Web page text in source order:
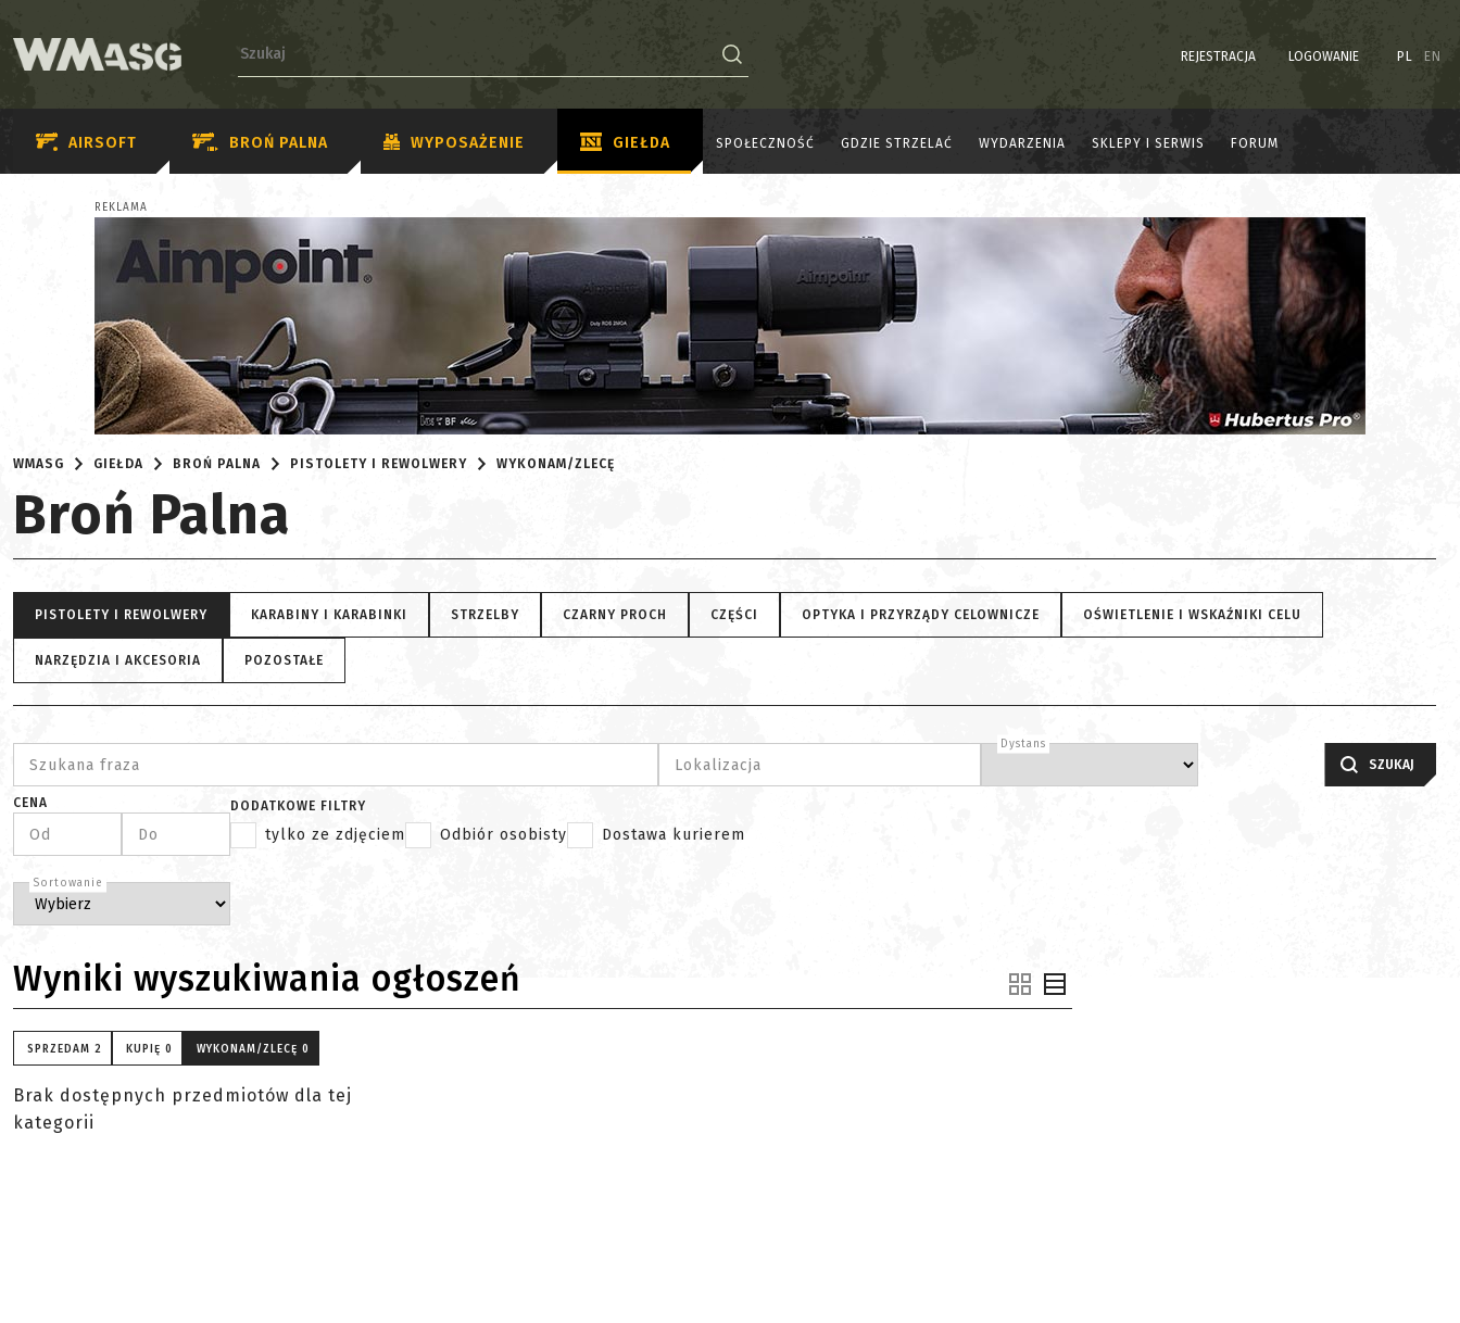
REJESTRACJA LOGOWANIE PL EN
AIRSOFT BROŃ PALNA WYPOSAŻENIE GIEŁDA SPOŁECZNOŚĆ GDZIE STRZELAĆ WYDARZENIA SKLEPY I SERWIS FORUM
REKLAMA
WMASG GIEŁDA BROŃ PALNA PISTOLETY I REWOLWERY WYKONAM/ZLECĘ
Broń Palna
PISTOLETY I REWOLWERY KARABINY I KARABINKI STRZELBY CZARNY PROCH CZĘŚCI OPTYKA I PRZYRZĄDY CELOWNICZE OŚWIETLENIE I WSKAŹNIKI CELU
NARZĘDZIA I AKCESORIA POZOSTAŁE
Szukana fraza Lokalizacja
Dystans
CENA
Od Do
Sortowanie
DODATKOWE FILTRY
tylko ze zdjęciem Odbiór osobisty Dostawa kurierem
SZUKAJ
Wyniki wyszukiwania ogłoszeń
SPRZEDAM 2 KUPIĘ 0 WYKONAM/ZLECĘ 0
Brak dostępnych przedmiotów dla tej
kategorii